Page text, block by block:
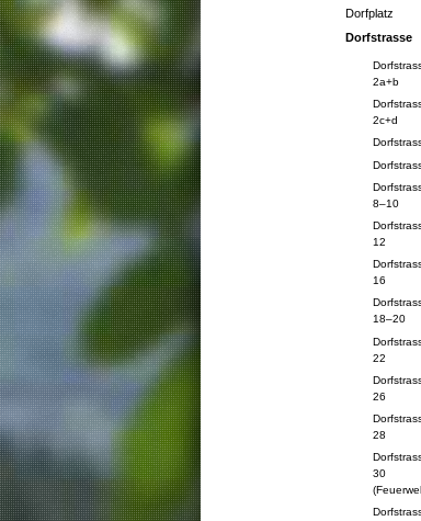
Dorfplatz
Dorfstrasse
2a+b
2c+d
8–10
12
16
18–20
22
26
28
30